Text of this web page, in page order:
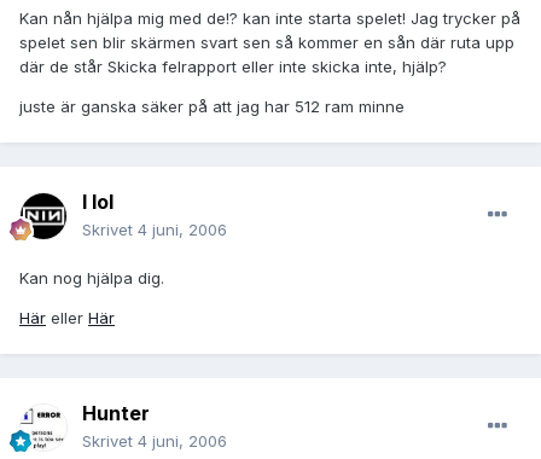
Kan nån hjälpa mig med de!? kan inte starta spelet! Jag trycker på
spelet sen blir skärmen svart sen så kommer en sån där ruta upp
där de står Skicka felrapport eller inte skicka inte, hjälp?
juste är ganska säker på att jag har 512 ram minne
I lol
Skrivet 4 juni, 2006
Kan nog hjälpa dig.
Här eller Här
Hunter
Skrivet 4 juni, 2006